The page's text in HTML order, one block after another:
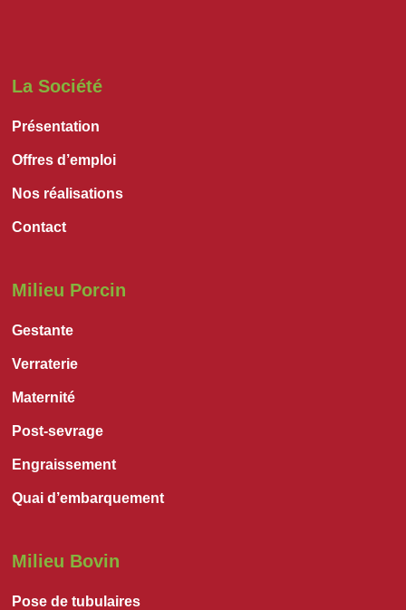
La Société
Présentation
Offres d’emploi
Nos réalisations
Contact
Milieu Porcin
Gestante
Verraterie
Maternité
Post-sevrage
Engraissement
Quai d’embarquement
Milieu Bovin
Pose de tubulaires